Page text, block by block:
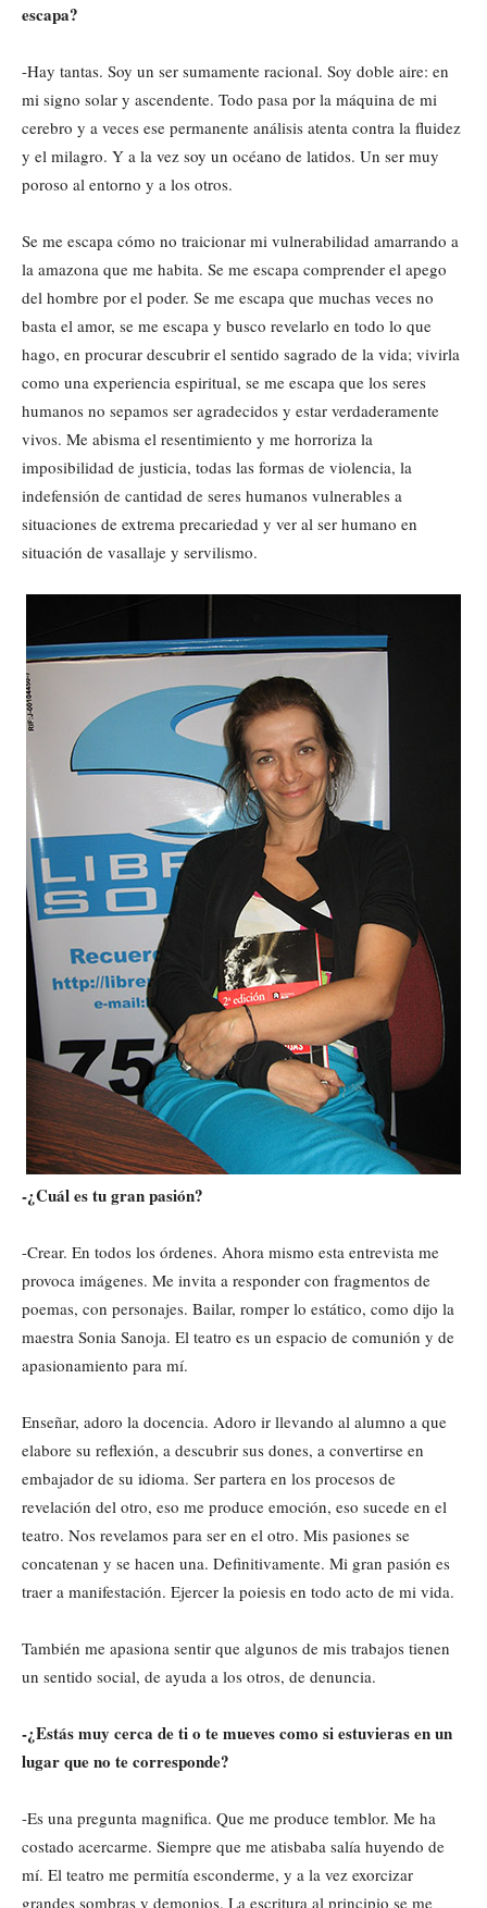
escapa?
-Hay tantas. Soy un ser sumamente racional. Soy doble aire: en
mi signo solar y ascendente. Todo pasa por la máquina de mi
cerebro y a veces ese permanente análisis atenta contra la fluidez
y el milagro. Y a la vez soy un océano de latidos. Un ser muy
poroso al entorno y a los otros.
Se me escapa cómo no traicionar mi vulnerabilidad amarrando a
la amazona que me habita. Se me escapa comprender el apego
del hombre por el poder. Se me escapa que muchas veces no
basta el amor, se me escapa y busco revelarlo en todo lo que
hago, en procurar descubrir el sentido sagrado de la vida; vivirla
como una experiencia espiritual, se me escapa que los seres
humanos no sepamos ser agradecidos y estar verdaderamente
vivos. Me abisma el resentimiento y me horroriza la
imposibilidad de justicia, todas las formas de violencia, la
indefensión de cantidad de seres humanos vulnerables a
situaciones de extrema precariedad y ver al ser humano en
situación de vasallaje y servilismo.
-¿Cuál es tu gran pasión?
-Crear. En todos los órdenes. Ahora mismo esta entrevista me
provoca imágenes. Me invita a responder con fragmentos de
poemas, con personajes. Bailar, romper lo estático, como dijo la
maestra Sonia Sanoja. El teatro es un espacio de comunión y de
apasionamiento para mí.
Enseñar, adoro la docencia. Adoro ir llevando al alumno a que
elabore su reflexión, a descubrir sus dones, a convertirse en
embajador de su idioma. Ser partera en los procesos de
revelación del otro, eso me produce emoción, eso sucede en el
teatro. Nos revelamos para ser en el otro. Mis pasiones se
concatenan y se hacen una. Definitivamente. Mi gran pasión es
traer a manifestación. Ejercer la poiesis en todo acto de mi vida.
También me apasiona sentir que algunos de mis trabajos tienen
un sentido social, de ayuda a los otros, de denuncia.
-¿Estás muy cerca de ti o te mueves como si estuvieras en un
lugar que no te corresponde?
-Es una pregunta magnifica. Que me produce temblor. Me ha
costado acercarme. Siempre que me atisbaba salía huyendo de
mí. El teatro me permitía esconderme, y a la vez exorcizar
grandes sombras y demonios. La escritura al principio se me